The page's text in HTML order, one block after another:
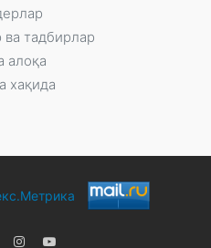
ва тадбирлар
алоқа
хақида